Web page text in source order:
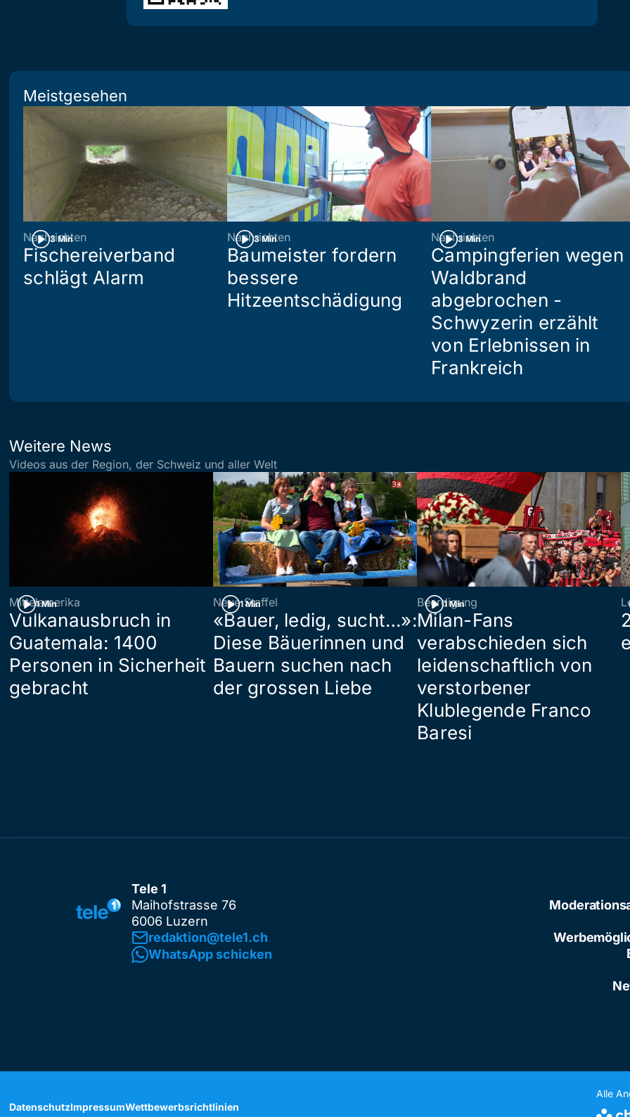
Meistgesehen
3 Min
Nachrichten
Fischereiverband
schlägt Alarm
3 Min
Nachrichten
Baumeister fordern
bessere
Hitzeentschädigung
3 Min
Nachrichten
Campingferien wegen
Waldbrand
abgebrochen -
Schwyzerin erzählt
von Erlebnissen in
Frankreich
Weitere News
Videos aus der Region, der Schweiz und aller Welt
1 Min
Mittelamerika
Vulkanausbruch in
Guatemala: 1400
Personen in Sicherheit
gebracht
1 Min
Neue Staffel
«Bauer, ledig, sucht…»:
Diese Bäuerinnen und
Bauern suchen nach
der grossen Liebe
1 Min
Beerdigung
Milan-Fans
verabschieden sich
leidenschaftlich von
verstorbener
Klublegende Franco
Baresi
Tele 1
Maihofstrasse 76
6006 Luzern
redaktion@tele1.ch
WhatsApp schicken
DatenschutzImpressumWettbewerbsrichtlinien
Alle